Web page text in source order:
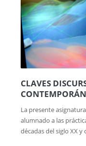
CLAVES
La presente
alumnado a las
décadas del siglo XX